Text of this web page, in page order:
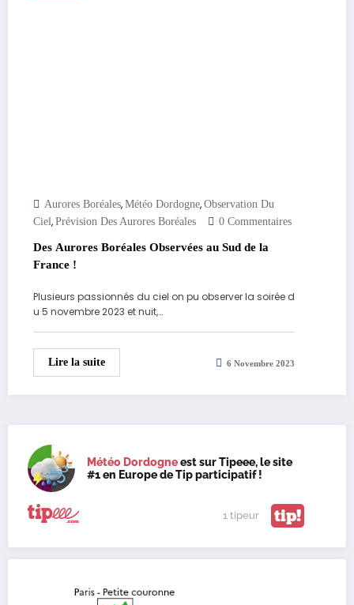
Aurores Boréales, Météo Dordogne, Observation Du
Ciel, Prévision Des Aurores Boréales 0 Commentaires
Des Aurores Boréales Observées au Sud de la
France !
Plusieurs passionnés du ciel on pu observer la soirée d
u 5 novembre 2023 et nuit,…
Lire la suite 6 Novembre 2023
Météo Dordogneest sur Tipeee, le site
#1 en Europe de Tip participatif !
1 tipeur tip!